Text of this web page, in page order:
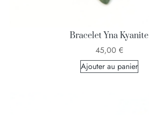
Bracelet Yna Kyanite
45,00 €
Ajouter au panier